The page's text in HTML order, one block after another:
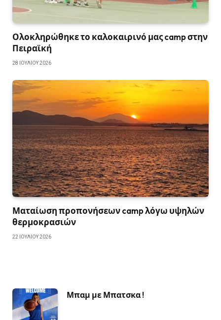
Ολοκληρώθηκε το καλοκαιρινό μας camp στην
Πειραϊκή
28 ΙΟΥΛΊΟΥ 2026
Ματαίωση προπονήσεων camp λόγω υψηλών
θερμοκρασιών
22 ΙΟΥΛΊΟΥ 2026
Μπαμ με Μπατσκα !